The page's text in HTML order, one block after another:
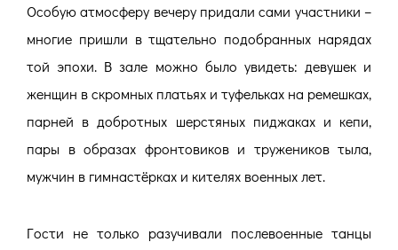
Особую атмосферу вечеру придали сами участники –
многие пришли в тщательно подобранных нарядах
той эпохи. В зале можно было увидеть: девушек и
женщин в скромных платьях и туфельках на ремешках,
парней в добротных шерстяных пиджаках и кепи,
пары в образах фронтовиков и тружеников тыла,
мужчин в гимнастёрках и кителях военных лет.
Гости не только разучивали послевоенные танцы